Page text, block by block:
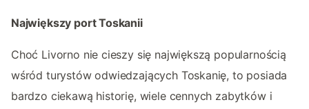
Największy port Toskanii
Choć Livorno nie cieszy się największą popularnością
wśród turystów odwiedzających Toskanię, to posiada
bardzo ciekawą historię, wiele cennych zabytków i